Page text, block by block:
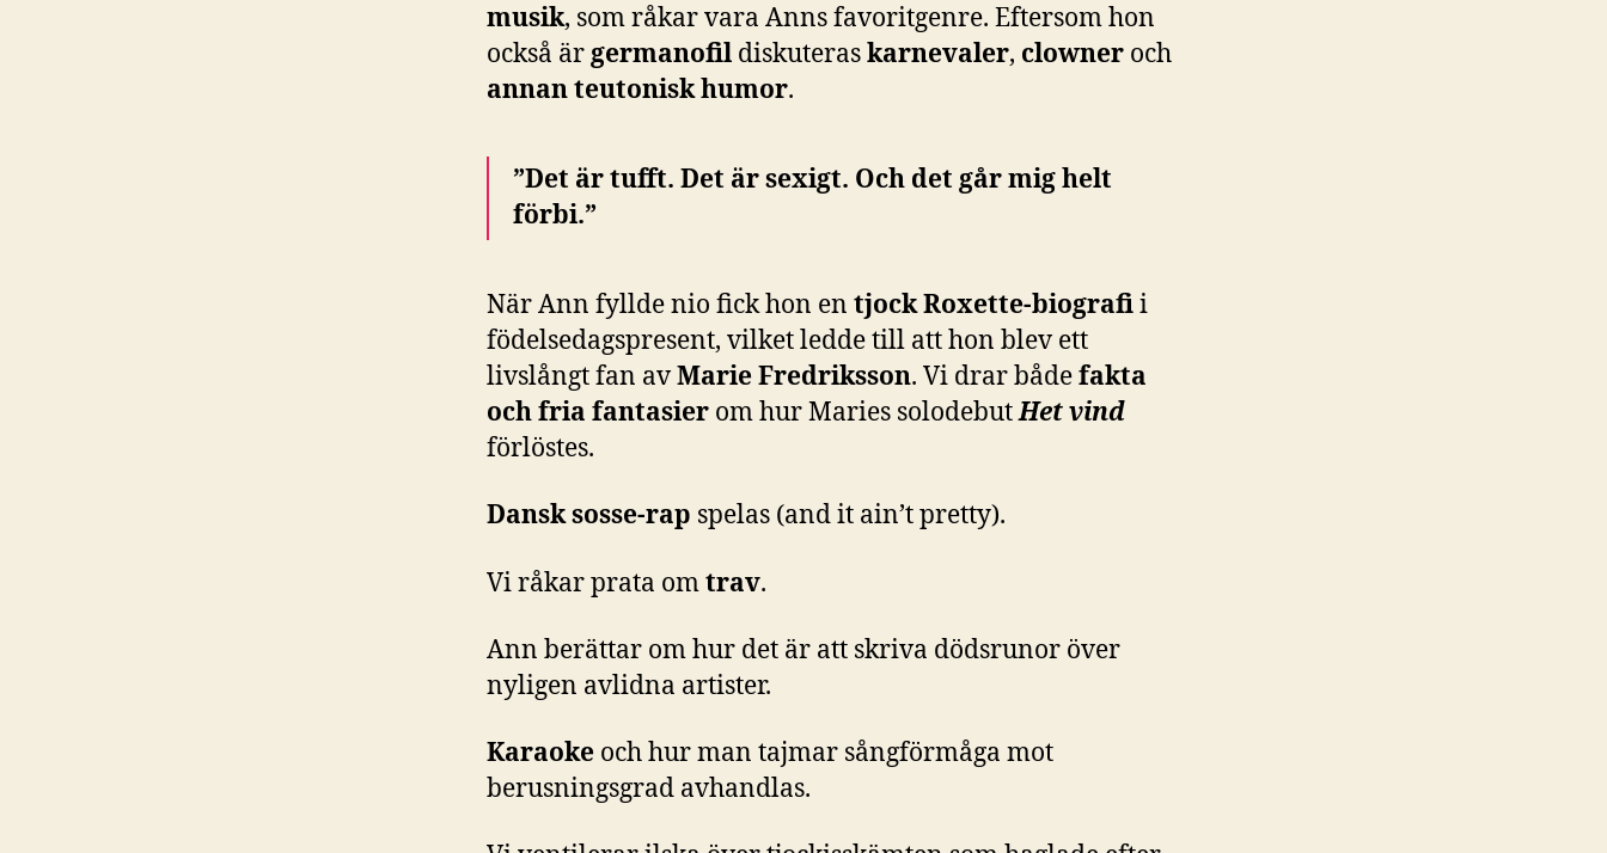
musik, som råkar vara Anns favoritgenre. Eftersom hon
också ärgermanofil diskuteraskarnevaler, clowner och
annan teutonisk humor.
”Det är tufft. Det är sexigt. Och det går mig helt
förbi.”
När Ann fyllde nio fick hon en tjock Roxette-biografii
födelsedagspresent, vilket ledde till att hon blev ett
livslångt fan avMarie Fredriksson. Vi drar bådefakta
och fria fantasier om hur Maries solodebutHet vind
förlöstes.
Dansk sosse-rap spelas (and it ain’t pretty).
Vi råkar prata omtrav.
Ann berättar om hur det är att skriva dödsrunor över
nyligen avlidna artister.
Karaoke och hur man tajmar sångförmåga mot
berusningsgrad avhandlas.